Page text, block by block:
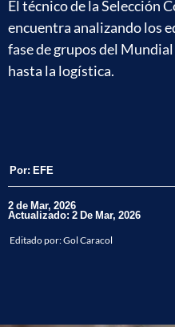
El técnico de la Selección
encuentra analizando los
fase de grupos del
hasta la logística.
Por: EFE
2 de Mar, 2026
Actualizado: 2 De Mar, 2026
Editado por:Gol Caracol